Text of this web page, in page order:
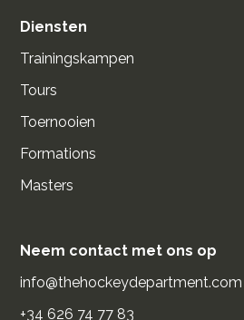
Diensten
Trainingskampen
Tours
Toernooien
Formations
Masters
Neem contact met ons op
info@thehockeydepartment.com
+34 626 74 77 83